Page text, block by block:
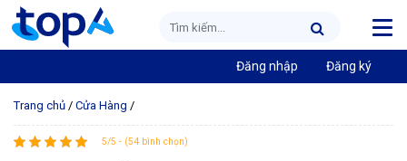
Đăng nhập Đăng ký
Trang chủ / Cửa Hàng /
5/5 - (54 bình chọn)